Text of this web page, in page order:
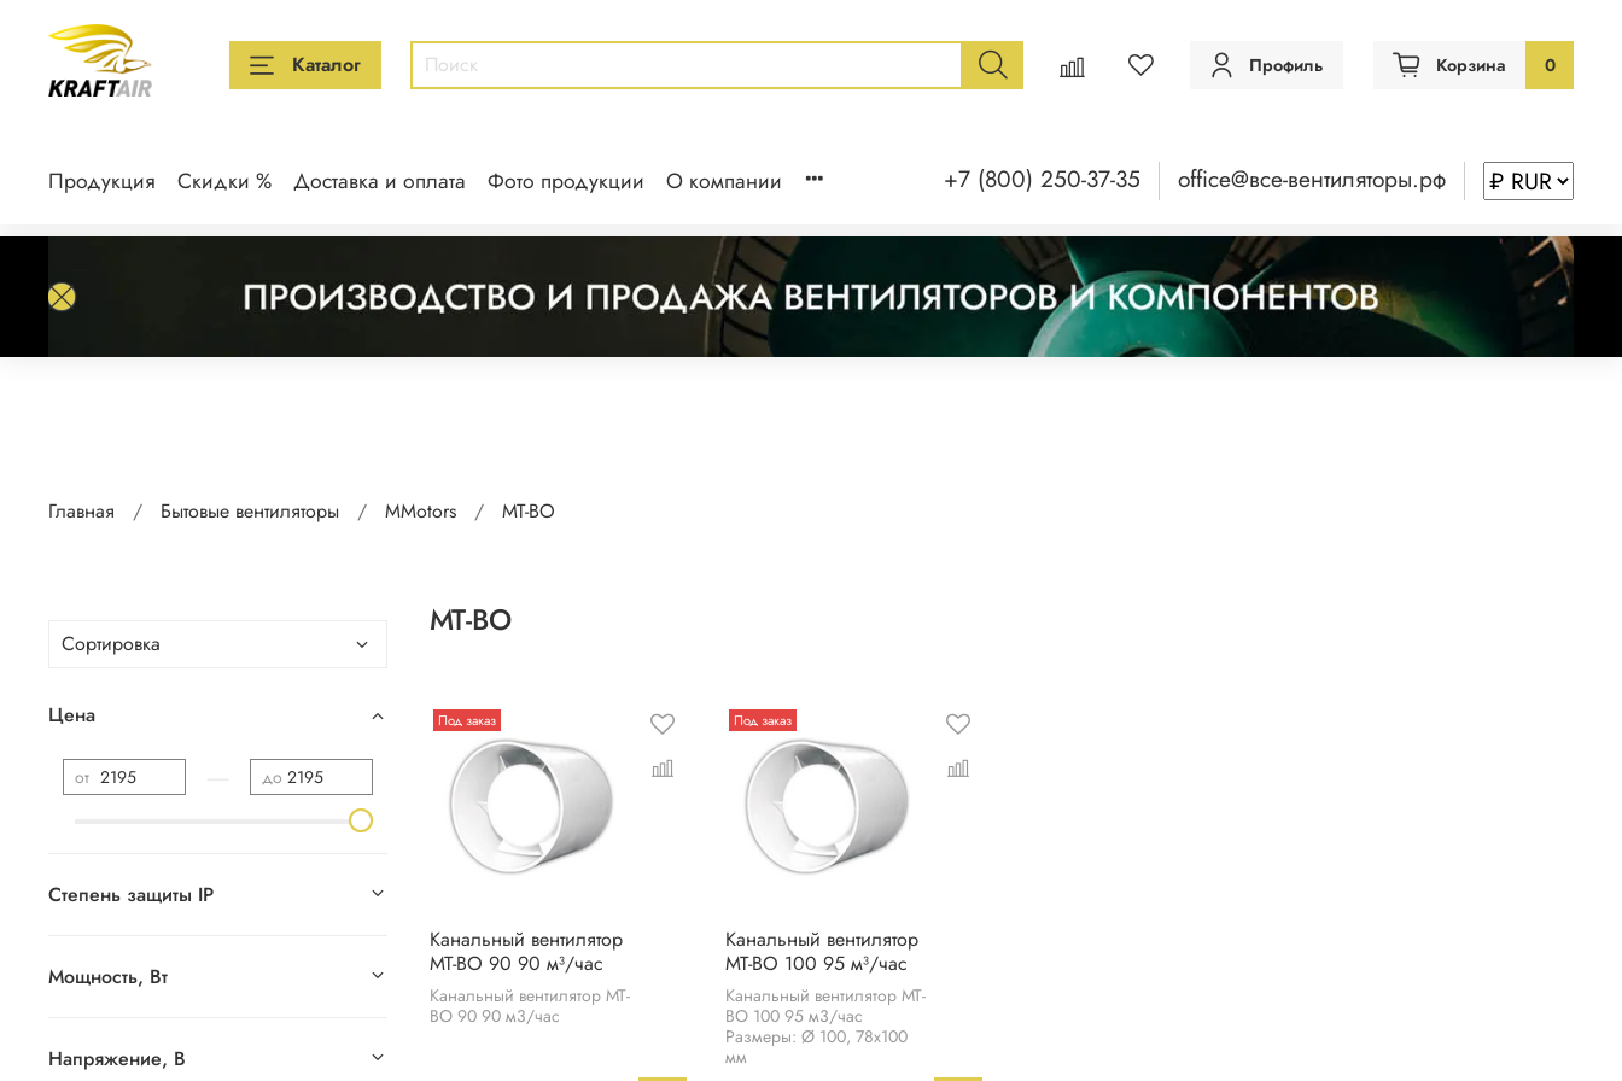
Каталог Профиль Корзина 0
Продукция Скидки % Доставка и оплата Фото продукции О компании +7 (800) 250-37-35 office@все-вентиляторы.рф
Главная Бытовые вентиляторы MMotors МТ-ВО
МТ-ВО
Под заказ
Канальный вентилятор
МТ-ВО 90 90 м³/час
Канальный вентилятор МТ-
ВО 90 90 м3/час
Под заказ
Канальный вентилятор
МТ-ВО 100 95 м³/час
Канальный вентилятор МТ-
ВО 100 95 м3/час
Размеры: Ø 100, 78х100
мм
Цена
от до
Степень защиты IP
Мощность, Вт
Напряжение, В